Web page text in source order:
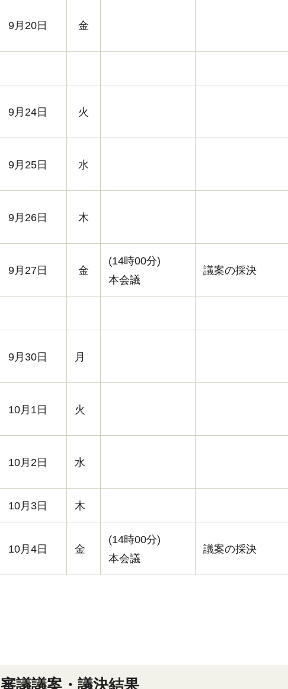
9月20日 金
9月24日 火
9月25日 水
9月26日 木
9月27日 金
(14時00分)
本会議
議案の採決
9月30日 月
10月1日 火
10月2日 水
10月3日 木
10月4日 金
(14時00分)
本会議
議案の採決
審議議案・議決結果